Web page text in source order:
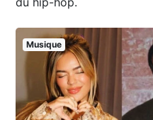
Musique